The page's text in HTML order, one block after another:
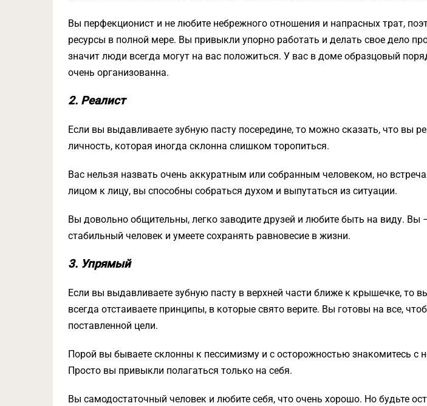
Вы перфекционист и не любите небрежного отношения и напрасных трат,
ресурсы в полной мере. Вы привыкли упорно работать и делать свое дело
значит люди всегда могут на вас положиться. У вас в доме образцовый
очень организованна.
2. Реалист
Если вы выдавливаете зубную пасту посередине, то можно сказать, что вы
личность, которая иногда склонна слишком торопиться.
Вас нельзя назвать очень аккуратным или собранным человеком, но
лицом к лицу, вы способны собраться духом и выпутаться из ситуации.
Вы довольно общительны, легко заводите друзей и любите быть на виду. Вы
стабильный человек и умеете сохранять равновесие в жизни.
3. Упрямый
Если вы выдавливаете зубную пасту в верхней части ближе к крышечке, то
всегда отстаиваете принципы, в которые свято верите. Вы готовы на все,
поставленной цели.
Порой вы бываете склонны к пессимизму и с осторожностью знакомитесь
Просто вы привыкли полагаться только на себя.
Вы самодостаточный человек и любите себя, что очень хорошо. Но будьте